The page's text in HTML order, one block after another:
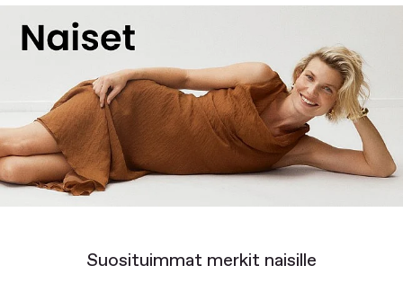
Suosituimmat merkit naisille